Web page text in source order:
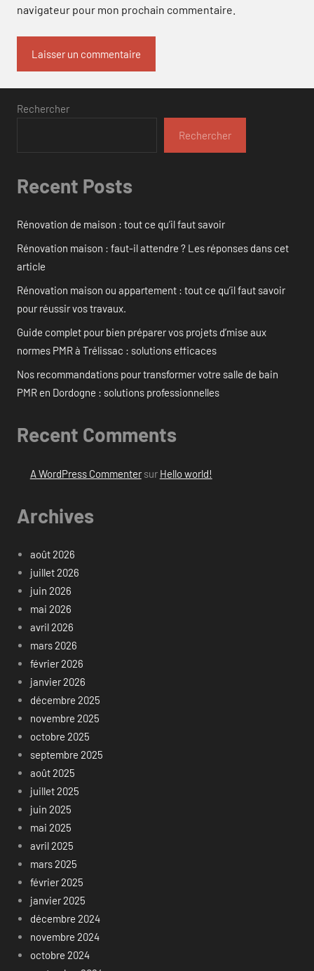
navigateur pour mon prochain commentaire.
Rechercher
Rechercher
Recent Posts
Rénovation de maison : tout ce qu’il faut savoir
Rénovation maison : faut-il attendre ? Les réponses dans cet
article
Rénovation maison ou appartement : tout ce qu’il faut savoir
pour réussir vos travaux.
Guide complet pour bien préparer vos projets d’mise aux
normes PMR à Trélissac : solutions efficaces
Nos recommandations pour transformer votre salle de bain
PMR en Dordogne : solutions professionnelles
Recent Comments
A WordPress Commentersur Hello world!
Archives
août 2026
juillet 2026
juin 2026
mai 2026
avril 2026
mars 2026
février 2026
janvier 2026
décembre 2025
novembre 2025
octobre 2025
septembre 2025
août 2025
juillet 2025
juin 2025
mai 2025
avril 2025
mars 2025
février 2025
janvier 2025
décembre 2024
novembre 2024
octobre 2024